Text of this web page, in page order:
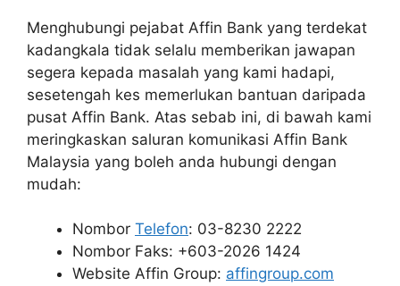
Menghubungi pejabat Affin Bank yang terdekat
kadangkala tidak selalu memberikan jawapan
segera kepada masalah yang kami hadapi,
sesetengah kes memerlukan bantuan daripada
pusat Affin Bank. Atas sebab ini, di bawah kami
meringkaskan saluran komunikasi Affin Bank
Malaysia yang boleh anda hubungi dengan
mudah:
Nombor Telefon: 03-8230 2222
Nombor Faks: +603-2026 1424
Website Affin Group: affingroup.com